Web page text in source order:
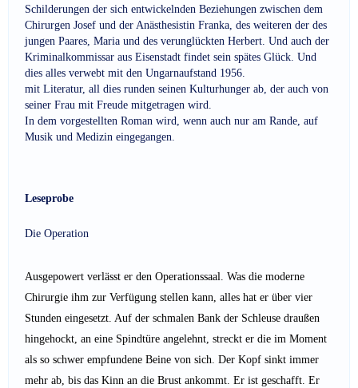
Schilderungen der sich entwickelnden Beziehungen zwischen dem
Chirurgen Josef und der Anästhesistin Franka, des weiteren der des
jungen Paares, Maria und des verunglückten Herbert. Und auch der
Kriminalkommissar aus Eisenstadt findet sein spätes Glück. Und
dies alles verwebt mit den Ungarnaufstand 1956.
mit Literatur, all dies runden seinen Kulturhunger ab, der auch von
seiner Frau mit Freude mitgetragen wird.
In dem vorgestellten Roman wird, wenn auch nur am Rande, auf
Musik und Medizin eingegangen.
Leseprobe
Die Operation
Ausgepowert verlässt er den Operationssaal. Was die moderne
Chirurgie ihm zur Verfügung stellen kann, alles hat er über vier
Stunden eingesetzt. Auf der schmalen Bank der Schleuse draußen
hingehockt, an eine Spindtüre angelehnt, streckt er die im Moment
als so schwer empfundene Beine von sich. Der Kopf sinkt immer
mehr ab, bis das Kinn an die Brust ankommt. Er ist geschafft. Er